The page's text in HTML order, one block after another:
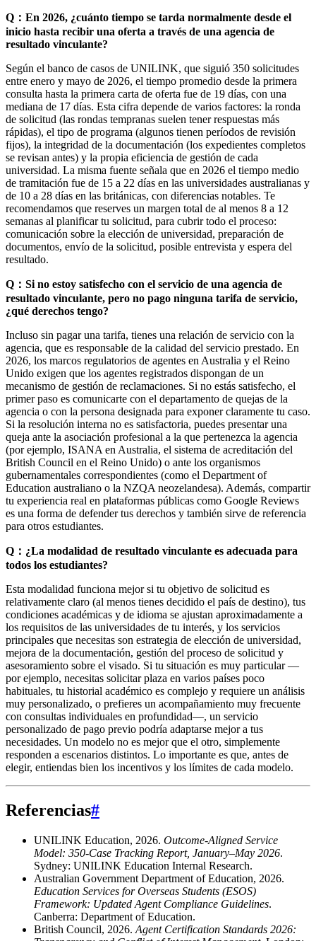
Q：En 2026, ¿cuánto tiempo se tarda normalmente desde el
inicio hasta recibir una oferta a través de una agencia de
resultado vinculante?
Según el banco de casos de UNILINK, que siguió 350 solicitudes
entre enero y mayo de 2026, el tiempo promedio desde la primera
consulta hasta la primera carta de oferta fue de 19 días, con una
mediana de 17 días. Esta cifra depende de varios factores: la ronda
de solicitud (las rondas tempranas suelen tener respuestas más
rápidas), el tipo de programa (algunos tienen períodos de revisión
fijos), la integridad de la documentación (los expedientes completos
se revisan antes) y la propia eficiencia de gestión de cada
universidad. La misma fuente señala que en 2026 el tiempo medio
de tramitación fue de 15 a 22 días en las universidades australianas y
de 10 a 28 días en las británicas, con diferencias notables. Te
recomendamos que reserves un margen total de al menos 8 a 12
semanas al planificar tu solicitud, para cubrir todo el proceso:
comunicación sobre la elección de universidad, preparación de
documentos, envío de la solicitud, posible entrevista y espera del
resultado.
Q：Si no estoy satisfecho con el servicio de una agencia de
resultado vinculante, pero no pago ninguna tarifa de servicio,
¿qué derechos tengo?
Incluso sin pagar una tarifa, tienes una relación de servicio con la
agencia, que es responsable de la calidad del servicio prestado. En
2026, los marcos regulatorios de agentes en Australia y el Reino
Unido exigen que los agentes registrados dispongan de un
mecanismo de gestión de reclamaciones. Si no estás satisfecho, el
primer paso es comunicarte con el departamento de quejas de la
agencia o con la persona designada para exponer claramente tu caso.
Si la resolución interna no es satisfactoria, puedes presentar una
queja ante la asociación profesional a la que pertenezca la agencia
(por ejemplo, ISANA en Australia, el sistema de acreditación del
British Council en el Reino Unido) o ante los organismos
gubernamentales correspondientes (como el Department of
Education australiano o la NZQA neozelandesa). Además, compartir
tu experiencia real en plataformas públicas como Google Reviews
es una forma de defender tus derechos y también sirve de referencia
para otros estudiantes.
Q：¿La modalidad de resultado vinculante es adecuada para
todos los estudiantes?
Esta modalidad funciona mejor si tu objetivo de solicitud es
relativamente claro (al menos tienes decidido el país de destino), tus
condiciones académicas y de idioma se ajustan aproximadamente a
los requisitos de las universidades de tu interés, y los servicios
principales que necesitas son estrategia de elección de universidad,
mejora de la documentación, gestión del proceso de solicitud y
asesoramiento sobre el visado. Si tu situación es muy particular —
por ejemplo, necesitas solicitar plaza en varios países poco
habituales, tu historial académico es complejo y requiere un análisis
muy personalizado, o prefieres un acompañamiento muy frecuente
con consultas individuales en profundidad—, un servicio
personalizado de pago previo podría adaptarse mejor a tus
necesidades. Un modelo no es mejor que el otro, simplemente
responden a escenarios distintos. Lo importante es que, antes de
elegir, entiendas bien los incentivos y los límites de cada modelo.
Referencias#
UNILINK Education, 2026. Outcome-Aligned Service
Model: 350-Case Tracking Report, January–May 2026.
Sydney: UNILINK Education Internal Research.
Australian Government Department of Education, 2026.
Education Services for Overseas Students (ESOS)
Framework: Updated Agent Compliance Guidelines.
Canberra: Department of Education.
British Council, 2026. Agent Certification Standards 2026: